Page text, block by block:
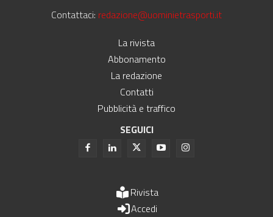
Contattaci: redazione@uominietrasporti.it
La rivista
Abbonamento
La redazione
Contatti
Pubblicità e traffico
SEGUICI
Rivista
Accedi